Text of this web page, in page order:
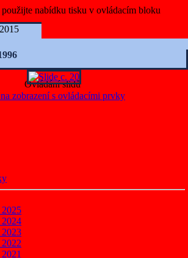
Ovládání slidů
zobrazení s ovládacími prvky